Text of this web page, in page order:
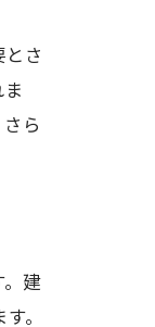
さ
ら
建
。